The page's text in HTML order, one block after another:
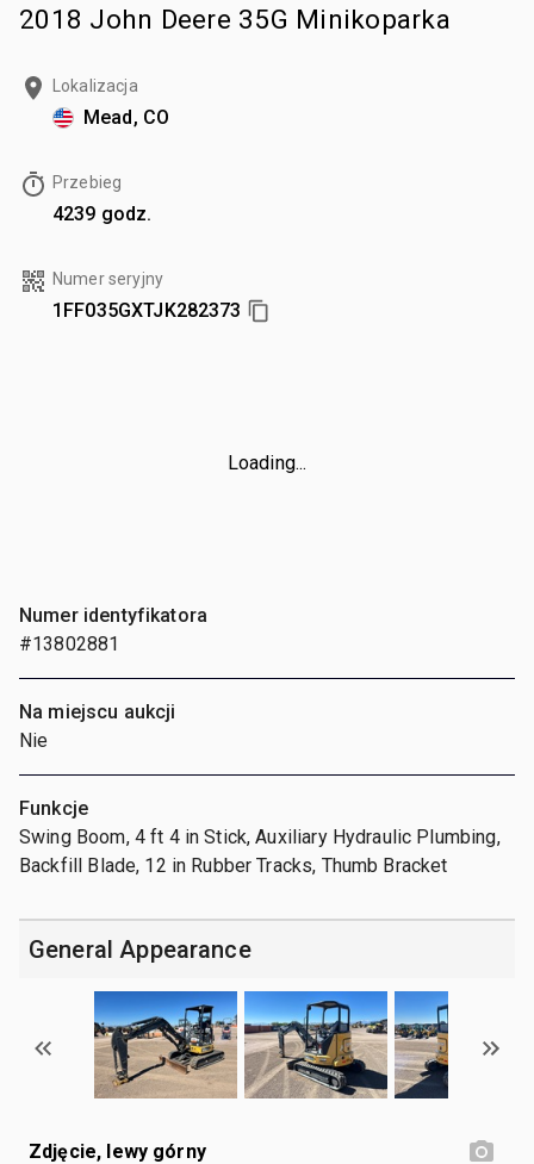
2018 John Deere 35G Minikoparka
Lokalizacja
Mead, CO
Przebieg
4239 godz.
Numer seryjny
1FF035GXTJK282373
Loading...
Numer identyfikatora
#13802881
Na miejscu aukcji
Nie
Funkcje
Swing Boom, 4 ft 4 in Stick, Auxiliary Hydraulic Plumbing,
Backfill Blade, 12 in Rubber Tracks, Thumb Bracket
General Appearance
Zdjęcie, lewy górny